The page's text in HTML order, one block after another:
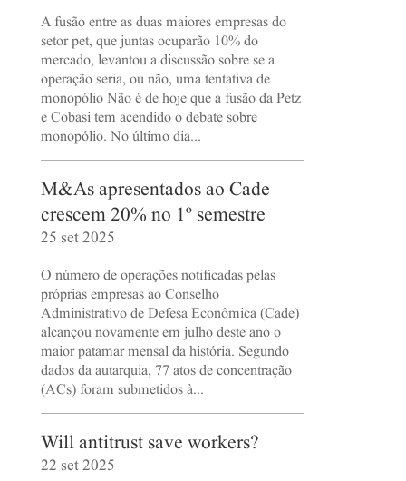
A fusão entre as duas maiores empresas do
setor pet, que juntas ocuparão 10% do
mercado, levantou a discussão sobre se a
operação seria, ou não, uma tentativa de
monopólio Não é de hoje que a fusão da Petz
e Cobasi tem acendido o debate sobre
monopólio. No último dia...
M&As apresentados ao Cade
crescem 20% no 1º semestre
25 set 2025
O número de operações notificadas pelas
próprias empresas ao Conselho
Administrativo de Defesa Econômica (Cade)
alcançou novamente em julho deste ano o
maior patamar mensal da história. Segundo
dados da autarquia, 77 atos de concentração
(ACs) foram submetidos à...
Will antitrust save workers?
22 set 2025